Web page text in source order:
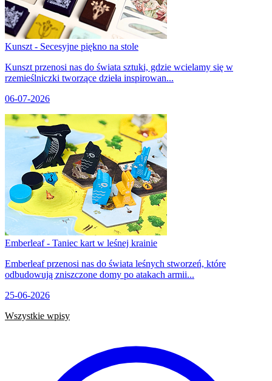
Kunszt - Secesyjne piękno na stole
Kunszt przenosi nas do świata sztuki, gdzie wcielamy się w
rzemieślniczki tworzące dzieła inspirowan...
06-07-2026
Emberleaf - Taniec kart w leśnej krainie
Emberleaf przenosi nas do świata leśnych stworzeń, które
odbudowują zniszczone domy po atakach armii...
25-06-2026
Wszystkie wpisy